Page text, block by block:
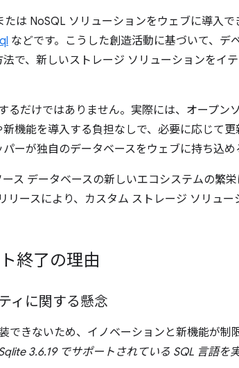
は NoSQL ソリューションをウェブに導入で
などです。こうした創造活動に基づいて、デ
で、新しいストレージ ソリューションをイ
るだけではありません。実際には、オープン
機能を導入する負担なしで、必要に応じて
ーが独自のデータベースをウェブに持ち込め
ス データベースの新しいエコシステムの繁栄
リースにより、カスタム ストレージ ソリュ
終了の理由
ィに関する懸念
できないため、イノベーションと新機能が制
3.6.19 でサポートされている SQL 言語